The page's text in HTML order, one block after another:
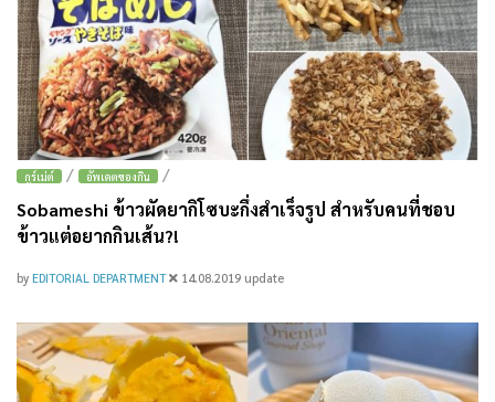
กูร์เม่ต์ / อัพเดตของกิน /
Sobameshi ข้าวผัดยากิโซบะกึ่งสำเร็จรูป สำหรับคนที่ชอบ
ข้าวแต่อยากกินเส้น?!
by EDITORIAL DEPARTMENT 14.08.2019 update